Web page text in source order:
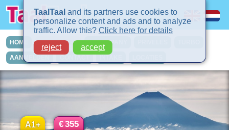
HOME CURSUSSEN IN-COMPANY
AANMELDEN
A1+ €355
TaalTaal and its partners use cookies to
personalize content and ads and to analyze
traffic. Allow this? Click here for details
reject
accept